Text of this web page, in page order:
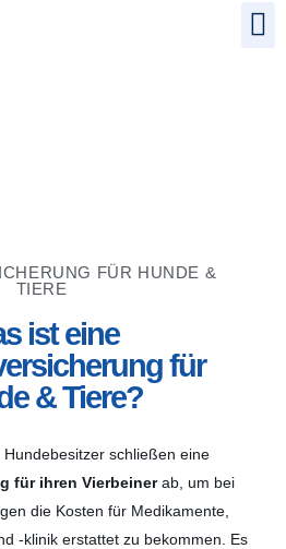
FÜR HUNDE &
TIERE
ist eine
für
& Tiere?
schließen eine
für ihren Vierbeinerab, um bei
die Kosten für Medikamente,
-klinik erstattet zu bekommen. Es